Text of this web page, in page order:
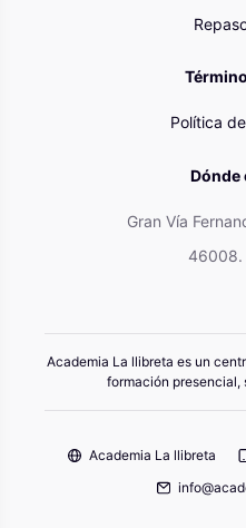
Política
Dónde
Gran Vía
46008.
Academia La llibreta es un
formación presencial,
Academia La llibreta